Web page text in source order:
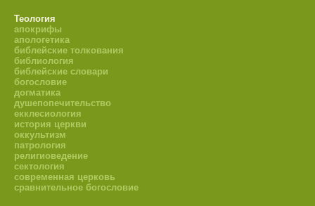
Теология
апокрифы
апологетика
библейские толкования
библиология
библейские словари
богословие
догматика
душепопечительство
екклесиология
история церкви
оккультизм
патрология
религиоведение
сектология
современная церковь
сравнительное богословие